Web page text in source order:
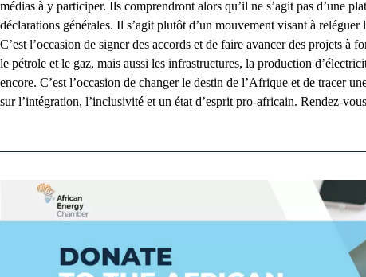
médias à y participer. Ils comprendront alors qu’il ne s’agit pas d’une
déclarations générales. Il s’agit plutôt d’un mouvement visant à
C’est l’occasion de signer des accords et de faire avancer des projets à
le pétrole et le gaz, mais aussi les infrastructures, la production
encore. C’est l’occasion de changer le destin de l’Afrique et de tracer
sur l’intégration, l’inclusivité et un état d’esprit pro-africain. Rendez-